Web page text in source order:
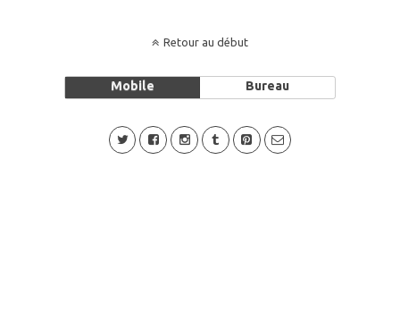
Retour au début
Mobile Bureau